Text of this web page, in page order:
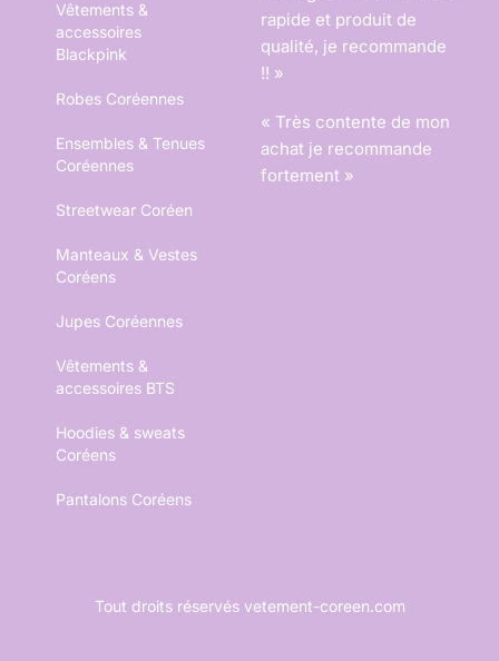
Vêtements &
accessoires
Blackpink
Robes Coréennes
Ensembles & Tenues
Coréennes
Streetwear Coréen
Manteaux & Vestes
Coréens
Jupes Coréennes
Vêtements &
accessoires BTS
Hoodies & sweats
Coréens
Pantalons Coréens
rapide et produit de
qualité, je recommande
!! »
« Très contente de mon
achat je recommande
fortement »
Tout droits réservés vetement-coreen.com